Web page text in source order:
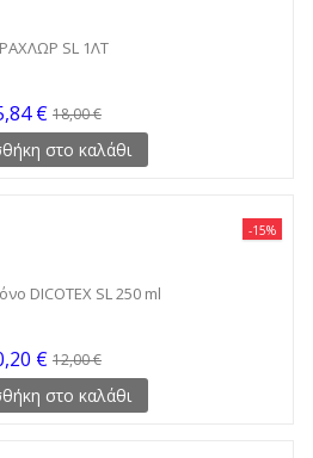
SL 1ΛΤ
€ 18,00 €
στο καλάθι
-15%
DICOTEX SL 250 ml
€ 12,00 €
στο καλάθι